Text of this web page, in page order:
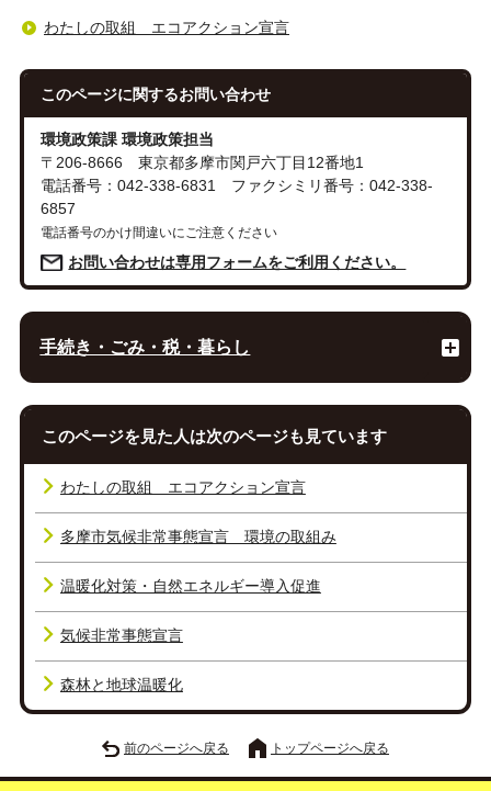
わたしの取組 エコアクション宣言
このページに関するお問い合わせ
環境政策課 環境政策担当
〒206-8666 東京都多摩市関戸六丁目12番地1
電話番号：042-338-6831 ファクシミリ番号：042-338-
6857
電話番号のかけ間違いにご注意ください
お問い合わせは専用フォームをご利用ください。
手続き・ごみ・税・暮らし
このページを見た人は次のページも見ています
わたしの取組 エコアクション宣言
多摩市気候非常事態宣言 環境の取組み
温暖化対策・自然エネルギー導入促進
気候非常事態宣言
森林と地球温暖化
前のページへ戻る トップページへ戻る